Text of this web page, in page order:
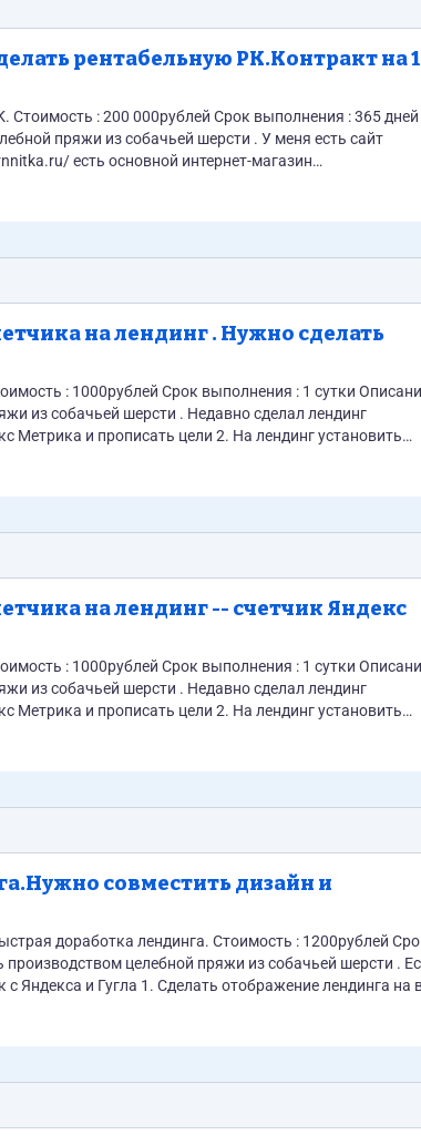
рентабельную РК.Контракт на 1
на лендинг . Нужно сделать
на лендинг -- счетчик Яндекс
совместить дизайн и
лендинга на всех